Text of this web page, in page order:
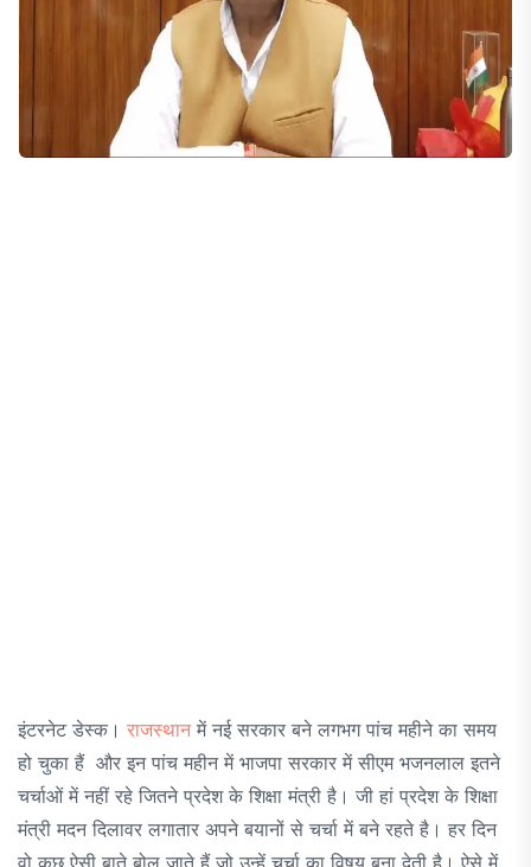
इंटरनेट डेस्क। राजस्थानमें नई सरकार बने लगभग पांच महीने का समय
हो चुका हैं और इन पांच महीन में भाजपा सरकार में सीएम भजनलाल इतने
चर्चाओं में नहीं रहे जितने प्रदेश के शिक्षा मंत्री है। जी हां प्रदेश के शिक्षा
मंत्री मदन दिलावर लगातार अपने बयानों से चर्चा में बने रहते है। हर दिन
वो कुछ ऐसी बाते बोल जाते हैं जो उन्हें चर्चा का विषय बना देती है। ऐसे में